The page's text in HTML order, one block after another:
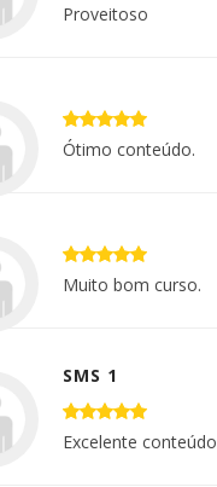
Proveitoso
Ótimo conteúdo.
Muito bom curso.
SMS 1
Excelente conteúdo